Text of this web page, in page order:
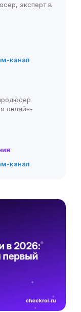
эксперт в
канал
онлайн-
канал